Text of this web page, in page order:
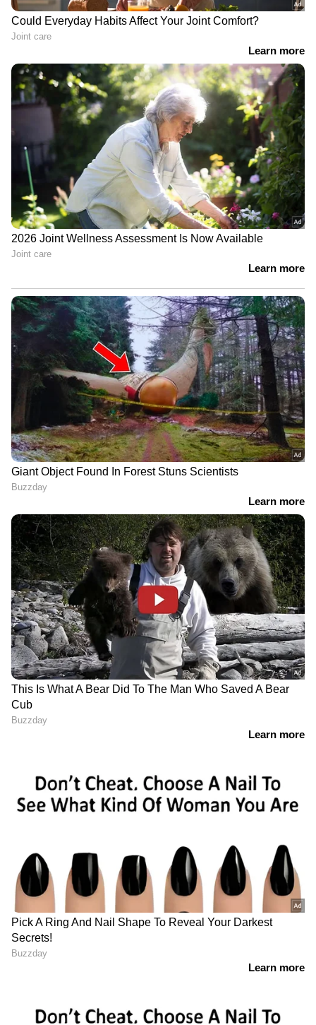
മാന്നാറില്‍ യുവാവ് അറസ്റ്റില്‍ |
Arrest
ഏഴ് മാസം മുമ്പ് 20 പവൻ സ്വർണ്ണം
മോഷണം പോയ കേസിലെ
രണ്ടാമത്തെ പ്രതിയും പിടിയിൽ |
Theft | Arrest